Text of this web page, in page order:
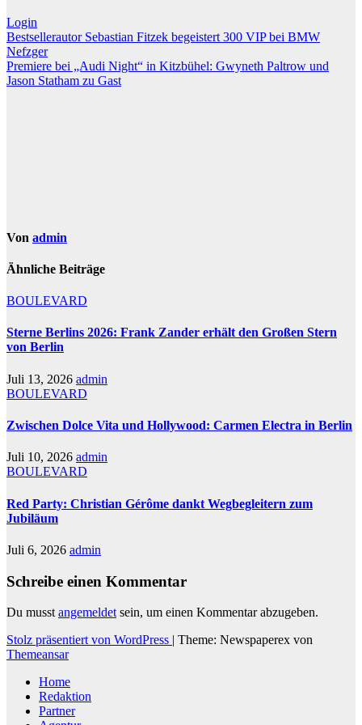
Login
Beitragsnavigation
Bestsellerautor Sebastian Fitzek begeistert 300 VIP bei BMW
Nefzger
Premiere bei „Audi Night“ in Kitzbühel: Gwyneth Paltrow und
Jason Statham zu Gast
Von admin
Ähnliche Beiträge
BOULEVARD
Sterne Berlins 2026: Frank Zander erhält den Großen Stern
von Berlin
Juli 13, 2026 admin
BOULEVARD
Zwischen Dolce Vita und Hollywood: Carmen Electra in Berlin
Juli 10, 2026 admin
BOULEVARD
Red Party: Christian Gérôme dankt Wegbegleitern zum
Jubiläum
Juli 6, 2026 admin
Schreibe einen Kommentar
Du musst angemeldet sein, um einen Kommentar abzugeben.
Stolz präsentiert von WordPress | Theme: Newspaperex von
Themeansar
Home
Redaktion
Partner